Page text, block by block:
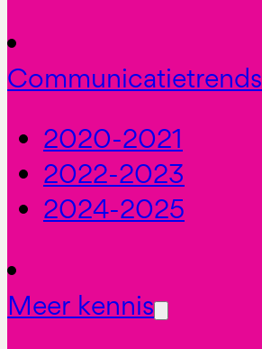
Communicatietrends
2020-2021
2022-2023
2024-2025
Meer kennis